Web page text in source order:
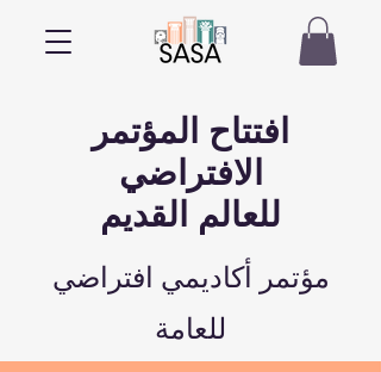
افتتاح المؤتمر
الافتراضي
للعالم القديم
مؤتمر أكاديمي افتراضي
للعامة